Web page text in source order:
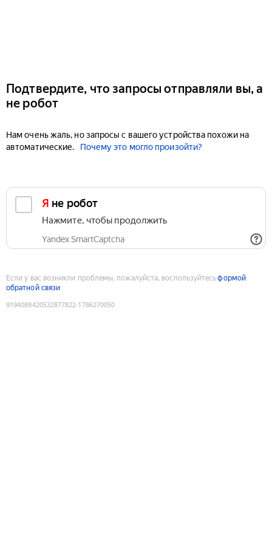
Подтвердите, что запросы отправляли вы, а
не робот
Нам очень жаль, но запросы с вашего устройства похожи на
автоматические.
Почему это могло произойти?
Я не робот
Нажмите, чтобы продолжить
Yandex SmartCaptcha
Если у вас возникли проблемы, пожалуйста, воспользуйтесьформой
обратной связи
9194089420532877822:1786270050